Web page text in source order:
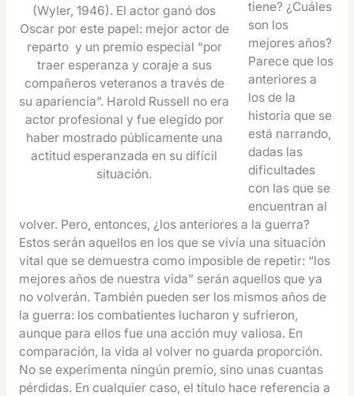
(Wyler, 1946). El actor ganó dos
Oscar por este papel: mejor actor de
reparto y un premio especial “por
traer esperanza y coraje a sus
compañeros veteranos a través de
su apariencia”. Harold Russell no era
actor profesional y fue elegido por
haber mostrado públicamente una
actitud esperanzada en su difícil
situación.
tiene? ¿Cuáles
son los
mejores años?
Parece que los
anteriores a
los de la
historia que se
está narrando,
dadas las
dificultades
con las que se
encuentran al
volver. Pero, entonces, ¿los anteriores a la guerra?
Estos serán aquellos en los que se vivía una situación
vital que se demuestra como imposible de repetir: “los
mejores años de nuestra vida” serán aquellos que ya
no volverán. También pueden ser los mismos años de
la guerra: los combatientes lucharon y sufrieron,
aunque para ellos fue una acción muy valiosa. En
comparación, la vida al volver no guarda proporción.
No se experimenta ningún premio, sino unas cuantas
pérdidas. En cualquier caso, el título hace referencia a